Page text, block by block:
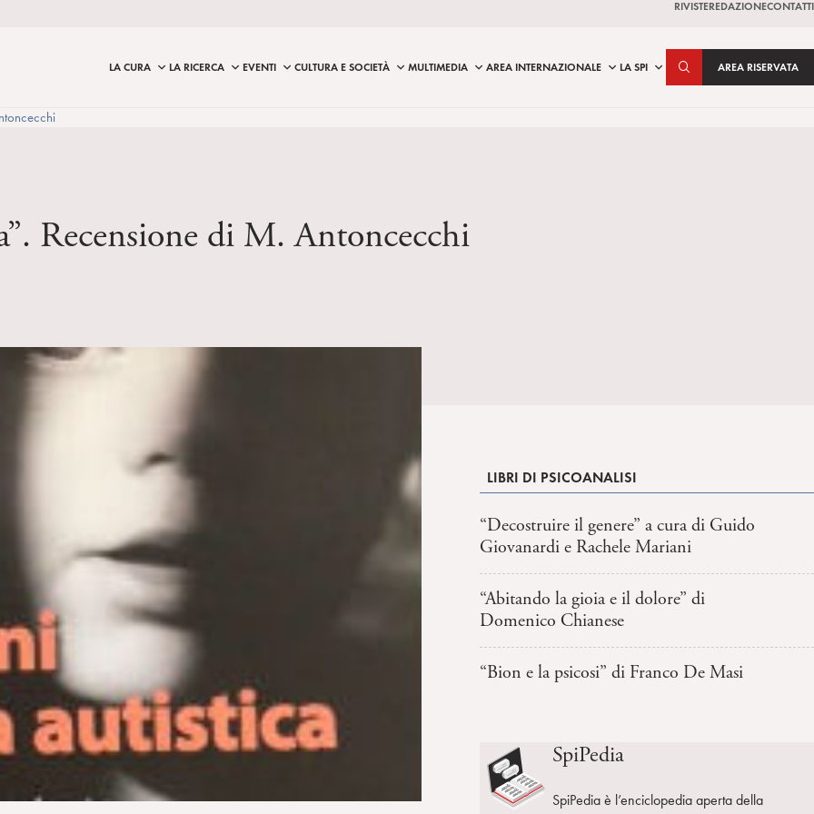
RIVISTEREDAZIONECONTATTI
LA CURA LA RICERCA EVENTI CULTURA E SOCIETÀ MULTIMEDIA AREA INTERNAZIONALE LA SPI AREA RISERVATA
Recensione di M. Antoncecchi
LIBRI DI PSICOANALISI
“Decostruire il genere” a cura di Guido
Giovanardi e Rachele Mariani
“Abitando la gioia e il dolore” di
Domenico Chianese
“Bion e la psicosi” di Franco De Masi
SpiPedia
SpiPedia è l’enciclopedia aperta della